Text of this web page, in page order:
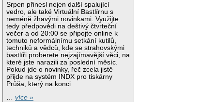
Srpen přinesl nejen další spalující
vedro, ale také Virtuální Bastlírnu s
neméně žhavými novinkami. Využijte
tedy předpovědi na deštivý čtvrteční
večer a od 20:00 se připojte online k
tomuto neformálnímu setkání kutilů,
techniků a vědců, kde se strahovskými
bastlíři proberete nejzajímavější věci, na
které jste narazili za poslední měsíc.
Pokud jde o novinky, řeč zcela jistě
přijde na systém INDX pro tiskárny
Průša, který na konci
…více »